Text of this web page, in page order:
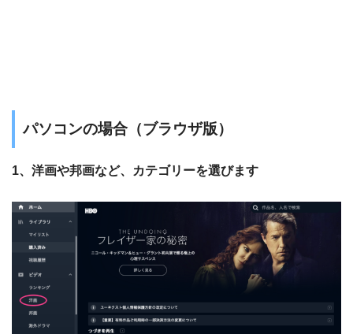
パソコンの場合（ブラウザ版）
1、洋画や邦画など、カテゴリーを選びます